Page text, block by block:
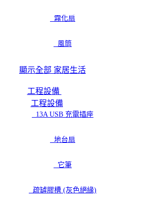
霧化扇
風筒
顯示全部 家居生活
工程設備
工程設備
13A USB 充電插座
地台扇
它筆
疏罅膠槽 (灰色絕緣)